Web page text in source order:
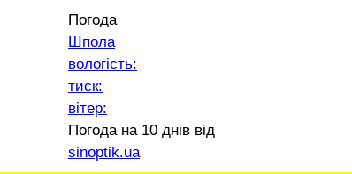
Погода
Шпола
вологість:
тиск:
вітер:
Погода на 10 днів від
sinoptik.ua